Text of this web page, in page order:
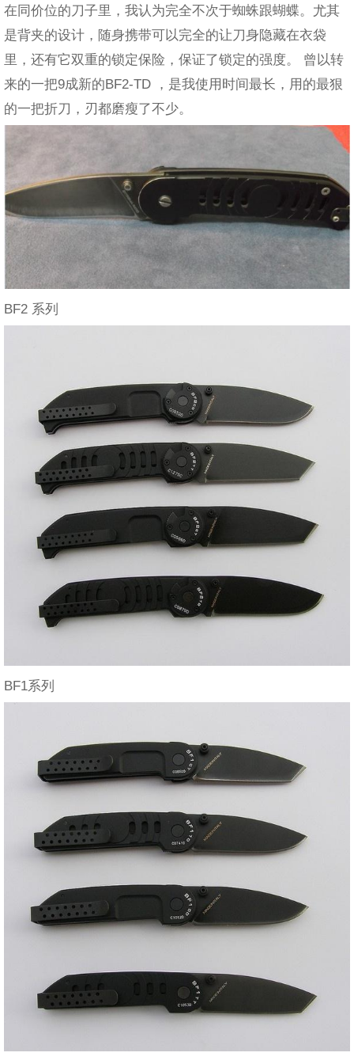
在同价位的刀子里，我认为完全不次于蜘蛛跟蝴蝶。尤其
是背夹的设计，随身携带可以完全的让刀身隐藏在衣袋
里，还有它双重的锁定保险，保证了锁定的强度。 曾以转
来的一把9成新的BF2-TD ，是我使用时间最长，用的最狠
的一把折刀，刃都磨瘦了不少。
BF2 系列
BF1系列